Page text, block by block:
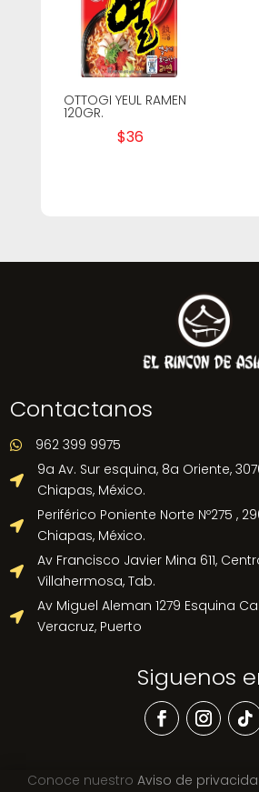
OTTOGI YEUL RAMEN
120GR.
$36
Contactanos
 962 399 9975

9a Av. Sur esquina, 8a Oriente,
Chiapas, México.

Periférico Poniente Norte Nº275 ,
Chiapas, México.

Av Francisco Javier Mina 611,
Villahermosa, Tab.

Av Miguel Aleman 1279 Esquina
Veracruz, Puerto
Siguenos
Conoce nuestro Aviso de